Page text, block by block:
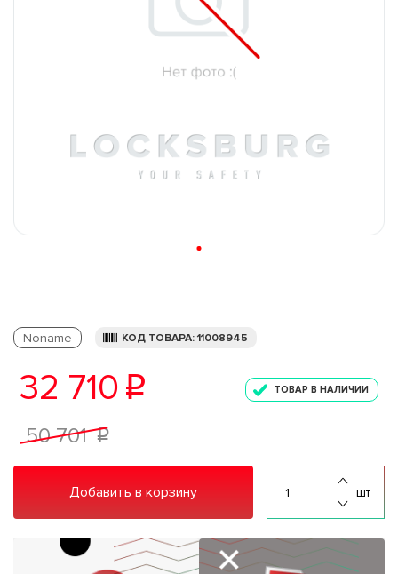
Noname КОД ТОВАРА: 11008945
32 710 p ТОВАР В НАЛИЧИИ
50 701 p
Добавить в корзину шт